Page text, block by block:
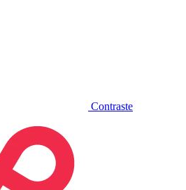
Contraste